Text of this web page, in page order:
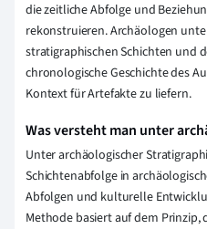
die zeitliche Abfolge und
rekonstruieren. Archäologen
stratigraphischen Schichten und
chronologische Geschichte des
Kontext für Artefakte zu liefern.
Was versteht man unter
Unter archäologischer
Schichtenabfolge in
Abfolgen und kulturelle
Methode basiert auf dem Prinzip,